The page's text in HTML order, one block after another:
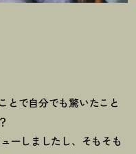
で自分でも驚いたこと
？
ーしましたし、そもそも